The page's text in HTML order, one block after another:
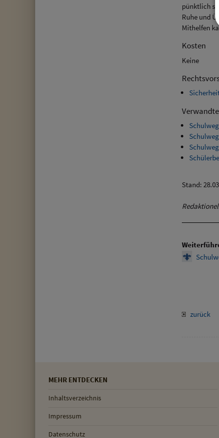
pünktlich
Ruhe und
Mithelfen
Kosten
Keine
Stand:
zurück
MEHR ENTDECKEN
Inhaltsverzeichnis
Impressum
Datenschutz